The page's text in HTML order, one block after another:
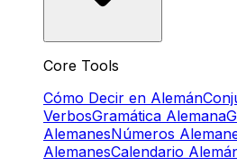
Core Tools
Cómo Decir en Alemán
VerbosGramática Alemana
AlemanesNúmeros
AlemanesCalendario